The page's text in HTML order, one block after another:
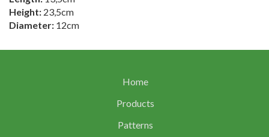
Height: 23,5cm
Diameter: 12cm
Home
Products
Patterns